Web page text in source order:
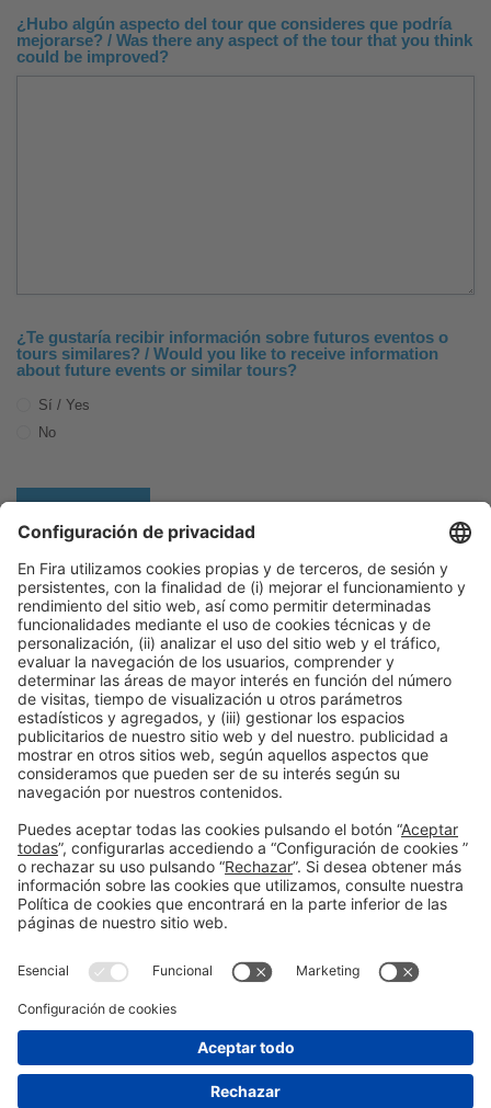
¿Hubo algún aspecto del tour que consideres que podría
mejorarse? / Was there any aspect of the tour that you think
could be improved?
¿Te gustaría recibir información sobre futuros eventos o
tours similares? / Would you like to receive information
about future events or similar tours?
Sí / Yes
No
Agradecemos sinceramente tu participación. Esperamos verte
nuevamente en futuros eventos innovadores!
We sincerely appreciate your participation. We hope to see you
again at future innovative events!
Información generalAviso legalPolítica de privacidad
Política de cookies
#PISCINABARCELONA
© 2024 Fira de Barcelona
Instagram?